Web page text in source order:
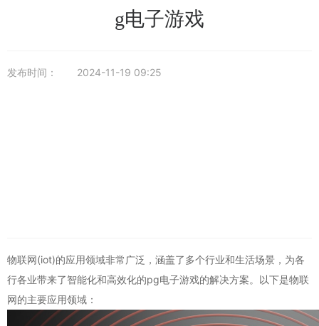
g电子游戏
发布时间： 2024-11-19 09:25
物联网(iot)的应用领域非常广泛，涵盖了多个行业和生活场景，为各
行各业带来了智能化和高效化的pg电子游戏的解决方案。以下是物联
网的主要应用领域：